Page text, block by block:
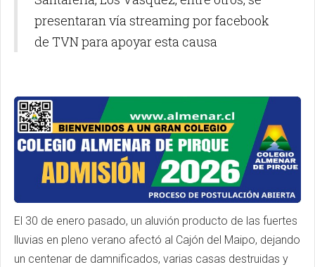
presentaran vía streaming por facebook
de TVN para apoyar esta causa
El 30 de enero pasado, un aluvión producto de las fuertes
lluvias en pleno verano afectó al Cajón del Maipo, dejando
un centenar de damnificados, varias casas destruidas y